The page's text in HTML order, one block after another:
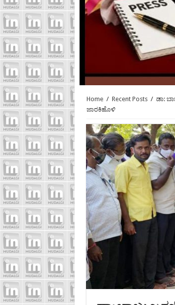
Home / Recent Posts / ಡಾ:
ಜಾರಕಿಹೊಳಿ